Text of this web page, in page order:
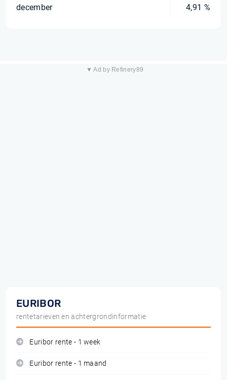
december 4,91 %
▼ Ad by Refinery89
EURIBOR
rentetarieven en achtergrondinformatie
Euribor rente - 1 week
Euribor rente - 1 maand